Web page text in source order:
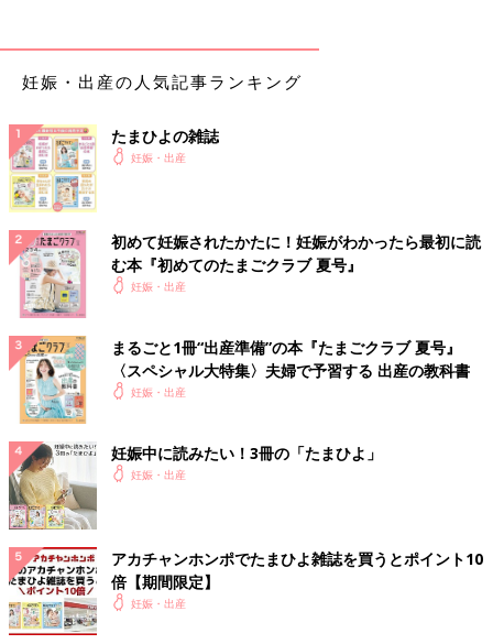
で楽しめるプログラムもご用意しています！
妊婦さんのお楽しみコーナーもたくさん
「マタニティヨガ」や、書道家による「命名書コーナー」、「マ
妊娠・出産の人気記事ランキング
たまひよの雑誌
妊娠・出産
初めて妊娠されたかたに！妊娠がわかったら最初に読
む本『初めてのたまごクラブ 夏号』
妊娠・出産
まるごと1冊“出産準備”の本『たまごクラブ 夏号』
〈スペシャル大特集〉夫婦で予習する 出産の教科書
妊娠・出産
妊娠中に読みたい！3冊の「たまひよ」
妊娠・出産
アカチャンホンポでたまひよ雑誌を買うとポイント10
倍【期間限定】
妊娠・出産